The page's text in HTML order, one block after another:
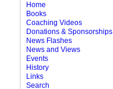
Home
Books
Coaching Videos
Donations & Sponsorships
News Flashes
News and Views
Events
History
Links
Search